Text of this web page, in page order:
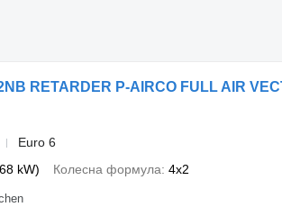
RETARDER P-AIRCO FULL AIR
Euro 6
kW) Колесна формула 4x2